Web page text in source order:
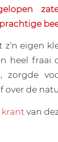
z’n eigen
heel fraai
zorgde
over de
van